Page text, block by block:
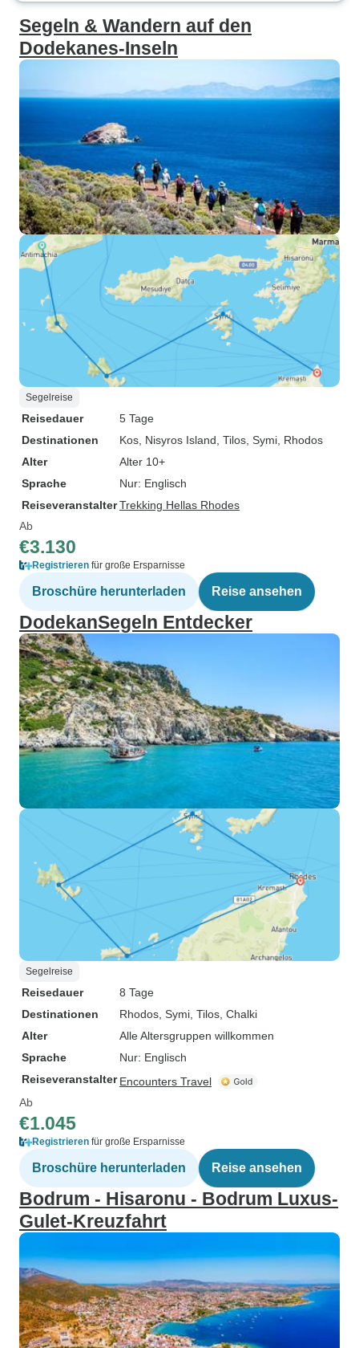
Segeln & Wandern auf den
Dodekanes-Inseln
Segelreise
Reisedauer
5 Tage
Destinationen
Kos , Nisyros Island , Tilos , Symi , Rhodos
Alter
Alter 10+
Sprache
Nur: Englisch
ReiseveranstalterTrekking Hellas Rhodes
Ab
€3.130
Registrieren für große Ersparnisse
Broschüre herunterladen Reise ansehen
DodekanSegeln Entdecker
Segelreise
Reisedauer
8 Tage
Destinationen
Rhodos , Symi , Tilos , Chalki
Alter
Alle Altersgruppen willkommen
Sprache
Nur: Englisch
Reiseveranstalter Encounters Travel
Ab
€1.045
Registrieren für große Ersparnisse
Broschüre herunterladen Reise ansehen
Bodrum - Hisaronu - Bodrum Luxus-
Gulet-Kreuzfahrt